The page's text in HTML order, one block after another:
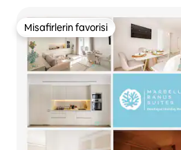
Misafirlerin favorisi
Misafirlerin favorisi